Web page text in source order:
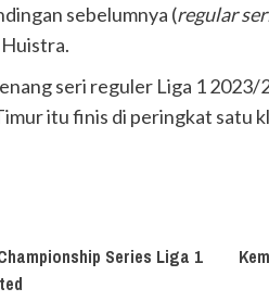
sebelumnya (regular
seri reguler Liga 1 2023/
itu finis di peringkat satu
Series Liga 1